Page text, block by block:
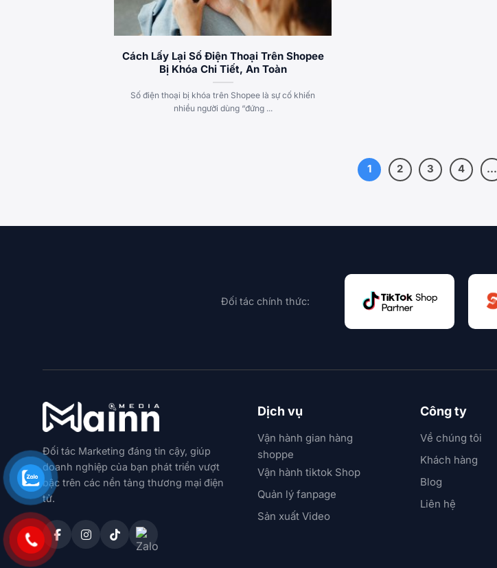
Cách Lấy Lại Số Điện Thoại Trên Shopee
Bị Khóa Chi Tiết, An Toàn
Số điện thoại bị khóa trên Shopee là sự cố khiến
nhiều người dùng “đứng ...
1 2 3 4 …
Đối tác chính thức:
Đối tác Marketing đáng tin cậy, giúp
doanh nghiệp của bạn phát triển vượt
bậc trên các nền tảng thương mại điện
tử.
Dịch vụ
Vận hành gian hàng
shoppe
Vận hành tiktok Shop
Quản lý fanpage
Sản xuất Video
Công ty
Về chúng tôi
Khách hàng
Blog
Liên hệ